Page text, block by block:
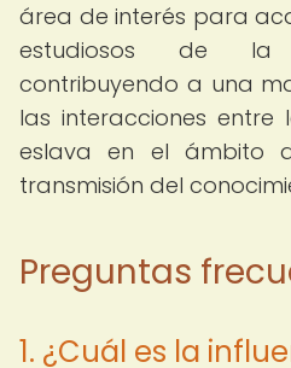
área de interés para
estudiosos de la
contribuyendo a una
las interacciones
eslava en el ámbito
transmisión del
Preguntas
1. ¿Cuál es la